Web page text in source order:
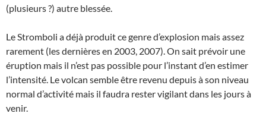
(plusieurs ?) autre blessée.
Le Stromboli a déjà produit ce genre d’explosion mais assez
rarement (les dernières en 2003, 2007). On sait prévoir une
éruption mais il n’est pas possible pour l’instant d’en estimer
l’intensité. Le volcan semble être revenu depuis à son niveau
normal d’activité mais il faudra rester vigilant dans les jours à
venir.